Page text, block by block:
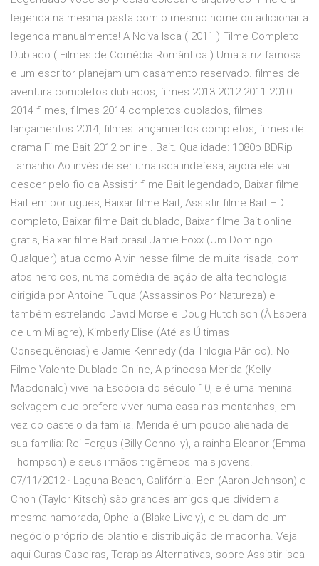
legenda na mesma pasta com o mesmo nome ou adicionar a
legenda manualmente! A Noiva Isca ( 2011 ) Filme Completo
Dublado ( Filmes de Comédia Romântica ) Uma atriz famosa
e um escritor planejam um casamento reservado. filmes de
aventura completos dublados, filmes 2013 2012 2011 2010
2014 filmes, filmes 2014 completos dublados, filmes
lançamentos 2014, filmes lançamentos completos, filmes de
drama Filme Bait 2012 online . Bait. Qualidade: 1080p BDRip
Tamanho Ao invés de ser uma isca indefesa, agora ele vai
descer pelo fio da Assistir filme Bait legendado, Baixar filme
Bait em portugues, Baixar filme Bait, Assistir filme Bait HD
completo, Baixar filme Bait dublado, Baixar filme Bait online
gratis, Baixar filme Bait brasil Jamie Foxx (Um Domingo
Qualquer) atua como Alvin nesse filme de muita risada, com
atos heroicos, numa comédia de ação de alta tecnologia
dirigida por Antoine Fuqua (Assassinos Por Natureza) e
também estrelando David Morse e Doug Hutchison (À Espera
de um Milagre), Kimberly Elise (Até as Últimas
Consequências) e Jamie Kennedy (da Trilogia Pânico). No
Filme Valente Dublado Online, A princesa Merida (Kelly
Macdonald) vive na Escócia do século 10, e é uma menina
selvagem que prefere viver numa casa nas montanhas, em
vez do castelo da família. Merida é um pouco alienada de
sua família: Rei Fergus (Billy Connolly), a rainha Eleanor (Emma
Thompson) e seus irmãos trigêmeos mais jovens.
07/11/2012 · Laguna Beach, Califórnia. Ben (Aaron Johnson) e
Chon (Taylor Kitsch) são grandes amigos que dividem a
mesma namorada, Ophelia (Blake Lively), e cuidam de um
negócio próprio de plantio e distribuição de maconha. Veja
aqui Curas Caseiras, Terapias Alternativas, sobre Assistir isca